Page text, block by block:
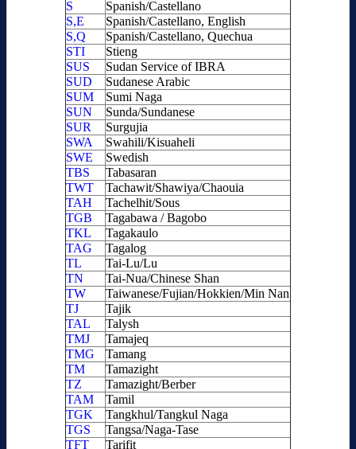
S
Spanish/Castellano
S,E
Spanish/Castellano, English
S,Q
Spanish/Castellano, Quechua
STI
Stieng
SUS
Sudan Service of IBRA
SUD
Sudanese Arabic
SUM
Sumi Naga
SUN
Sunda/Sundanese
SUR
Surgujia
SWA
Swahili/Kisuaheli
SWE
Swedish
TBS
Tabasaran
TWT
Tachawit/Shawiya/Chaouia
TAH
Tachelhit/Sous
TGB
Tagabawa / Bagobo
TKL
Tagakaulo
TAG
Tagalog
TL
Tai-Lu/Lu
TN
Tai-Nua/Chinese Shan
TW
Taiwanese/Fujian/Hokkien/Min Nan
TJ
Tajik
TAL
Talysh
TMJ
Tamajeq
TMG
Tamang
TM
Tamazight
TZ
Tamazight/Berber
TAM
Tamil
TGK
Tangkhul/Tangkul Naga
TGS
Tangsa/Naga-Tase
TFT
Tarifit